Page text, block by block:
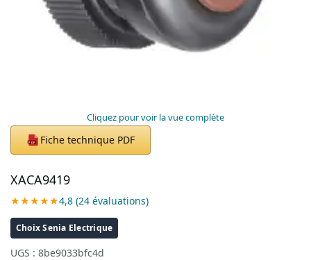
Cliquez pour voir la vue complète
PDF Fiche technique PDF
XACA9419
★★★★★4,8 (24 évaluations)
Choix Senia Electrique
UGS : 8be9033bfc4d